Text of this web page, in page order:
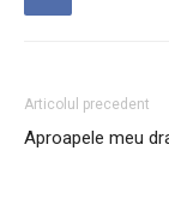
Articolul precedent
Aproapele meu